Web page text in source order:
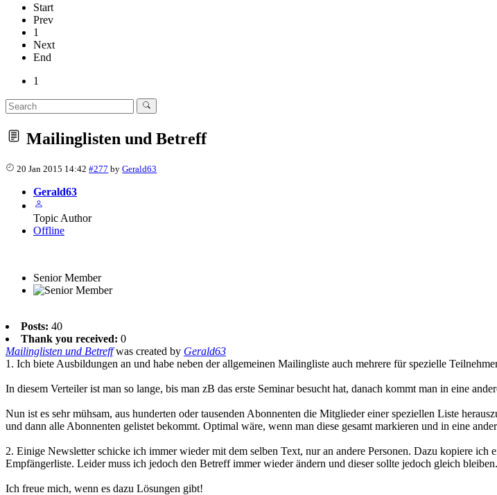
Start
Prev
1
Next
End
1
Mailinglisten und Betreff
20 Jan 2015 14:42 #277 byGerald63
Gerald63
Topic Author
Offline
Senior Member
Posts: 40
Thank you received: 0
Mailinglisten und Betreffwas created by Gerald63
1. Ich biete Ausbildungen an und habe neben der allgemeinen Mailingliste auch mehrere für spezielle
In diesem Verteiler ist man so lange, bis man zB das erste Seminar besucht hat, danach kommt man in eine
Nun ist es sehr mühsam, aus hunderten oder tausenden Abonnenten die Mitglieder einer speziellen Liste
und dann alle Abonnenten gelistet bekommt. Optimal wäre, wenn man diese gesamt markieren und in eine
2. Einige Newsletter schicke ich immer wieder mit dem selben Text, nur an andere Personen. Dazu kopiere ich
Empfängerliste. Leider muss ich jedoch den Betreff immer wieder ändern und dieser sollte jedoch gleich
Ich freue mich, wenn es dazu Lösungen gibt!